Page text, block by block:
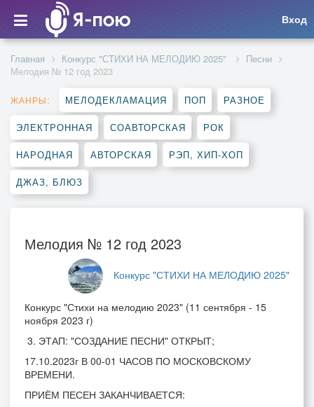
Вход
Главная Конкурс "СТИХИ НА МЕЛОДИЮ 2025"
Песни
Мелодия № 12 год 2023
ЖАНРЫ: МЕЛОДЕКЛАМАЦИЯ ПОП РАЗНОЕ
ЭЛЕКТРОННАЯ СОАВТОРСКАЯ РОК
НАРОДНАЯ АВТОРСКАЯ РЭП, ХИП-ХОП
ДЖАЗ, БЛЮЗ
Мелодия № 12 год 2023
Конкурс "СТИХИ НА МЕЛОДИЮ 2025"
Конкурс "Стихи на мелодию 2023" (11 сентября - 15
ноября 2023 г)
3. ЭТАП: "СОЗДАНИЕ ПЕСНИ" ОТКРЫТ;
17.10.2023г В 00-01 ЧАСОВ ПО МОСКОВСКОМУ
ВРЕМЕНИ.
ПРИЁМ ПЕСЕН ЗАКАНЧИВАЕТСЯ: